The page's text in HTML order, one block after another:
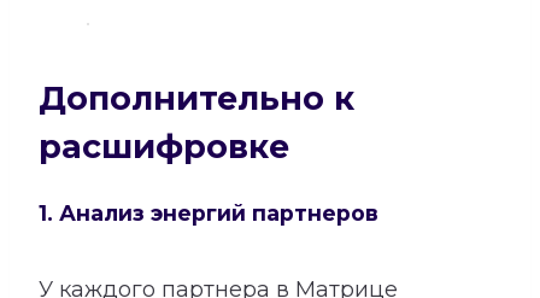
Дополнительно к
расшифровке
1. Анализ энергий партнеров
У каждого партнера в Матрице